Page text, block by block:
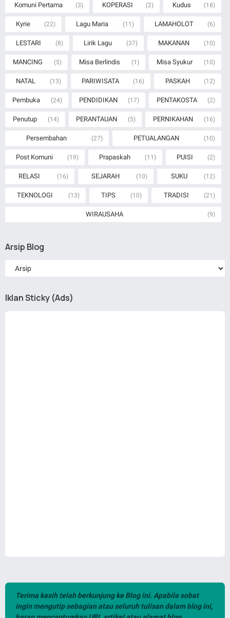
Komuni Pertama (3) KOPERASI (2) Kudus (18)
Kyrie (22) Lagu Maria (11) LAMAHOLOT (6)
LESTARI (8) Lirik Lagu (37) MAKANAN (10)
MANCING (5) Misa Berlindis (1) Misa Syukur (10)
NATAL (13) PARIWISATA (16) PASKAH (12)
Pembuka (24) PENDIDIKAN (17) PENTAKOSTA (2)
Penutup (14) PERANTAUAN (5) PERNIKAHAN (16)
Persembahan (27) PETUALANGAN (10)
Post Komuni (19) Prapaskah (11) PUISI (2)
RELASI (16) SEJARAH (10) SUKU (12)
TEKNOLOGI (13) TIPS (10) TRADISI (21)
WIRAUSAHA (9)
Arsip Blog
Iklan Sticky (Ads)
Terima kasih telah berkunjung ke Blog ini. Apabila sobat
ingin mengutip sebagian atau seluruh tulisan dalam blog ini,